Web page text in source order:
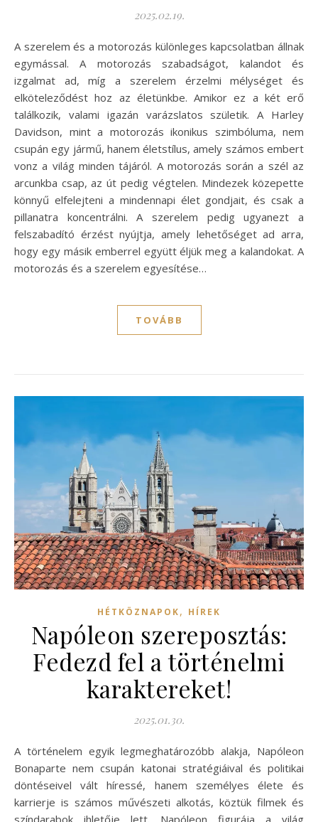
2025.02.19.
A szerelem és a motorozás különleges kapcsolatban állnak
egymással. A motorozás szabadságot, kalandot és
izgalmat ad, míg a szerelem érzelmi mélységet és
elköteleződést hoz az életünkbe. Amikor ez a két erő
találkozik, valami igazán varázslatos születik. A Harley
Davidson, mint a motorozás ikonikus szimbóluma, nem
csupán egy jármű, hanem életstílus, amely számos embert
vonz a világ minden tájáról. A motorozás során a szél az
arcunkba csap, az út pedig végtelen. Mindezek közepette
könnyű elfelejteni a mindennapi élet gondjait, és csak a
pillanatra koncentrálni. A szerelem pedig ugyanezt a
felszabadító érzést nyújtja, amely lehetőséget ad arra,
hogy egy másik emberrel együtt éljük meg a kalandokat. A
motorozás és a szerelem egyesítése…
TOVÁBB
HÉTKÖZNAPOK, HÍREK
Napóleon szereposztás:
Fedezd fel a történelmi
karaktereket!
2025.01.30.
A történelem egyik legmeghatározóbb alakja, Napóleon
Bonaparte nem csupán katonai stratégiáival és politikai
döntéseivel vált híressé, hanem személyes élete és
karrierje is számos művészeti alkotás, köztük filmek és
színdarabok ihletője lett. Napóleon figurája a világ